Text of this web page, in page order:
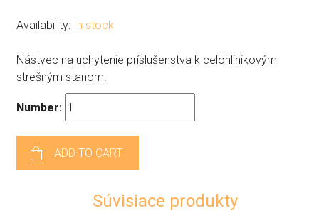
Availability: In stock
Nástvec na uchytenie príslušenstva k celohlinikovým
strešným stanom.
Number:
ADD TO CART
Súvisiace produkty